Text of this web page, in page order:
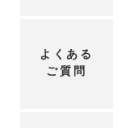
よくある
ご質問